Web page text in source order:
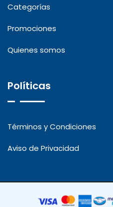
Categorías
Promociones
Quienes somos
Políticas
Términos y Condiciones
Aviso de Privacidad